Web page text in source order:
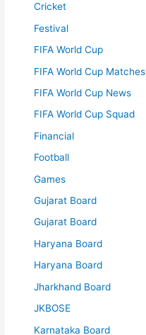
Cricket
Festival
FIFA World Cup
FIFA World Cup Matches
FIFA World Cup News
FIFA World Cup Squad
Financial
Football
Games
Gujarat Board
Gujarat Board
Haryana Board
Haryana Board
Jharkhand Board
JKBOSE
Karnataka Board